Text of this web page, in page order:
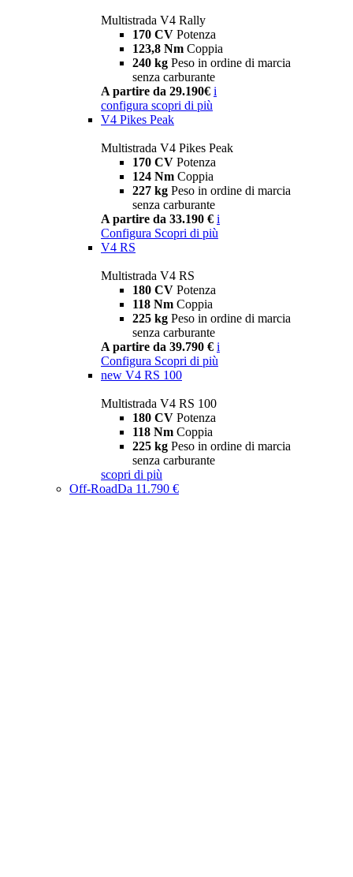
Multistrada V4 Rally
170 CV Potenza
123,8 Nm Coppia
240 kg Peso in ordine di marcia
senza carburante
A partire da 29.190€ i
configura scopri di più
V4 Pikes Peak
Multistrada V4 Pikes Peak
170 CV Potenza
124 Nm Coppia
227 kg Peso in ordine di marcia
senza carburante
A partire da 33.190 € i
Configura Scopri di più
V4 RS
Multistrada V4 RS
180 CV Potenza
118 Nm Coppia
225 kg Peso in ordine di marcia
senza carburante
A partire da 39.790 € i
Configura Scopri di più
new V4 RS 100
Multistrada V4 RS 100
180 CV Potenza
118 Nm Coppia
225 kg Peso in ordine di marcia
senza carburante
scopri di più
Off-RoadDa 11.790 €